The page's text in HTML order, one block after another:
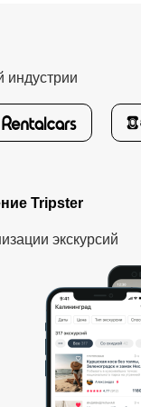
индустрии
Tripster
экскурсий